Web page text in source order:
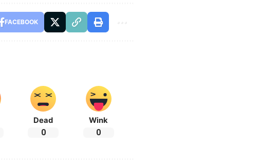
FACEBOOK
Dead
0
Wink
0